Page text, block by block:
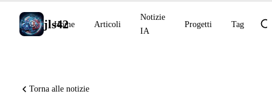
jls42
Home Articoli
Notizie
IA
Progetti Tag
Torna alle notizie